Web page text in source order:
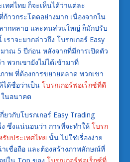
ทศไทย ก็จะเห็นได้ว่าแต่ละ
าวกระโดดอย่างมาก เนื่องจากใน
ากหลาย และคนส่วนใหญ่ ก็มักปรับ
ราจะมากล่าวถึง โบรกเกอร์ Easy
มาณ 5 ปีก่อน หลังจากที่มีการเปิดตัว
พวกเขายังไม่ได้เข้ามาที่
าพ ที่ต้องการขยายตลาด พวกเขา
ได้ชื่อว่าเป็น โบรกเกอร์ฟอเร็กซ์ที่ดี
ในอนาคต
วกับโบรกเกอร์ Easy Trading
ซึ่งแน่นอนว่า การที่จะทำให้ โบรก
บประเทศไทย นั้น ไม่ใช่เรื่องง่าย
เชื่อถือ และต้องสร้างภาพลักษณ์ที่